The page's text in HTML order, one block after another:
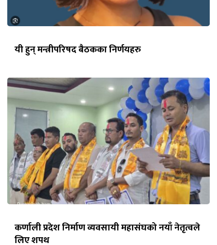
यी हुन् मन्त्रीपरिषद बैठकका निर्णयहरु
कर्णाली प्रदेश निर्माण व्यवसायी महासंघको नयाँ नेतृत्वले
लिए शपथ